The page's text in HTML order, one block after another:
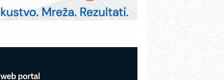
solarnim elektranama i vetroparkovima
COMBYPACK
ROSA i SCHUNK podižu proizvodnju
Detekcija različitih oblika